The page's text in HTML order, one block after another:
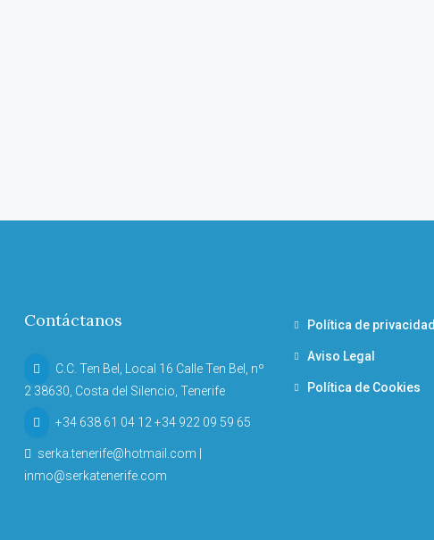
Contáctanos
C.C. Ten Bel, Local 16 Calle Ten Bel, nº
2 38630, Costa del Silencio, Tenerife
+34 638 61 04 12 +34 922 09 59 65
serka.tenerife@hotmail.com |
inmo@serkatenerife.com
Política de privacidad
Aviso Legal
Política de Cookies